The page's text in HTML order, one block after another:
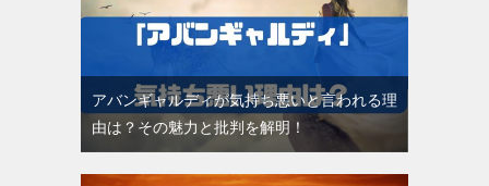
アバンギャルディが気持ち悪いと言われる理
由は？その魅力と批判を解明！